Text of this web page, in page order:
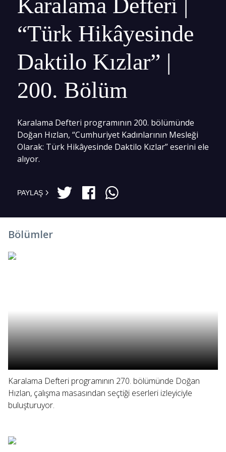
Karalama Defteri |
“Türk Hikâyesinde
Daktilo Kızlar” |
200. Bölüm
Karalama Defteri programının 200. bölümünde
Doğan Hızlan, “Cumhuriyet Kadınlarının Mesleği
Olarak: Türk Hikâyesinde Daktilo Kızlar” eserini ele
alıyor.
PAYLAŞ
Bölümler
Karalama Defteri programının 270. bölümünde Doğan
Hızlan, çalışma masasından seçtiği eserleri izleyiciyle
buluşturuyor.